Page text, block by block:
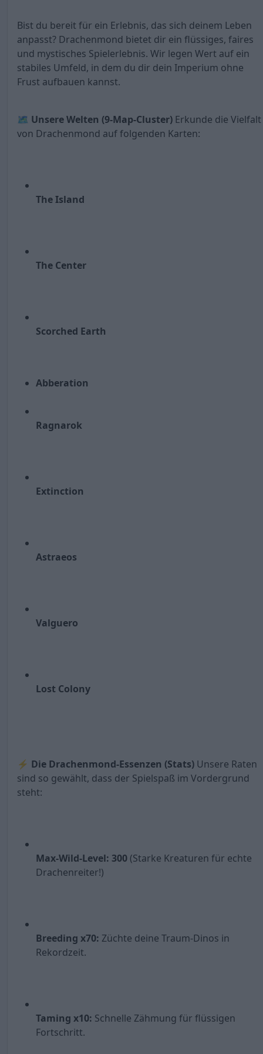
Bist du bereit für ein Erlebnis, das sich deinem Leben
anpasst? Drachenmond bietet dir ein flüssiges, faires
und mystisches Spielerlebnis. Wir legen Wert auf ein
stabiles Umfeld, in dem du dir dein Imperium ohne
Frust aufbauen kannst.
🗺️ Unsere Welten (9-Map-Cluster) Erkunde die Vielfalt
von Drachenmond auf folgenden Karten:
The Island
The Center
Scorched Earth
Abberation
Ragnarok
Extinction
Astraeos
Valguero
Lost Colony
⚡ Die Drachenmond-Essenzen (Stats) Unsere Raten
sind so gewählt, dass der Spielspaß im Vordergrund
steht:
Max-Wild-Level: 300 (Starke Kreaturen für echte
Drachenreiter!)
Breeding x70: Züchte deine Traum-Dinos in
Rekordzeit.
Taming x10: Schnelle Zähmung für flüssigen
Fortschritt.